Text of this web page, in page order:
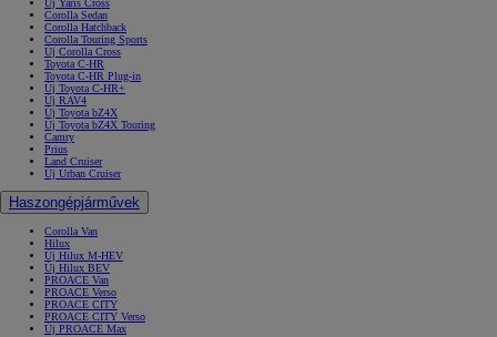
Új Yaris Cross
Corolla Sedan
Corolla Hatchback
Corolla Touring Sports
Új Corolla Cross
Toyota C-HR
Toyota C-HR Plug-in
Új Toyota C-HR+
Új RAV4
Új Toyota bZ4X
Új Toyota bZ4X Touring
Camry
Prius
Land Cruiser
Új Urban Cruiser
Haszongépjárművek
Corolla Van
Hilux
Új Hilux M-HEV
Új Hilux BEV
PROACE Van
PROACE Verso
PROACE CITY
PROACE CITY Verso
Új PROACE Max